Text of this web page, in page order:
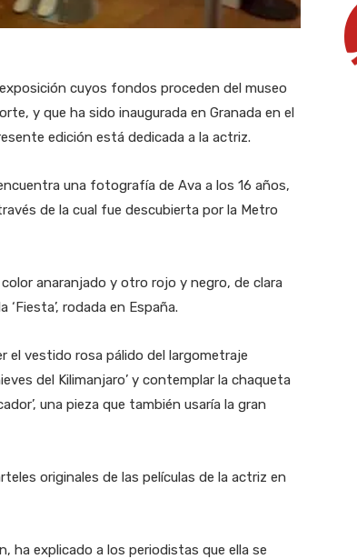
cuyos fondos proceden del museo
y que ha sido inaugurada en Granada en el
edición está dedicada a la actriz.
una fotografía de Ava a los 16 años,
de la cual fue descubierta por la Metro
anaranjado y otro rojo y negro, de clara
rodada en España.
el vestido rosa pálido del largometraje
del Kilimanjaro’ y contemplar la chaqueta
una pieza que también usaría la gran
originales de las películas de la actriz en
ha explicado a los periodistas que ella se